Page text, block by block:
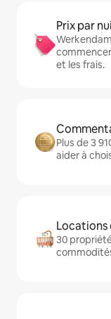
Prix par
et les frais.
Plus de 3
aider à
Locations
30